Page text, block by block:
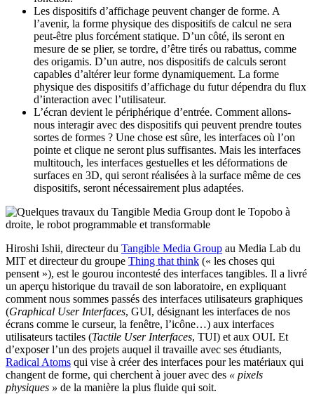
Les dispositifs d’affichage peuvent changer de forme. A
l’avenir, la forme physique des dispositifs de calcul ne sera
peut-être plus forcément statique. D’un côté, ils seront en
mesure de se plier, se tordre, d’être tirés ou rabattus, comme
des origamis. D’un autre, nos dispositifs de calculs seront
capables d’altérer leur forme dynamiquement. La forme
physique des dispositifs d’affichage du futur dépendra du flux
d’interaction avec l’utilisateur.
L’écran devient le périphérique d’entrée. Comment allons-
nous interagir avec des dispositifs qui peuvent prendre toutes
sortes de formes ? Une chose est sûre, les interfaces où l’on
pointe et clique ne seront plus suffisantes. Mais les interfaces
multitouch, les interfaces gestuelles et les déformations de
surfaces en 3D, qui seront réalisées à la surface même de ces
dispositifs, seront nécessairement plus adaptées.
Hiroshi Ishii, directeur du Tangible Media Group au Media Lab du
MIT et directeur du groupe Thing that think (« les choses qui
pensent »), est le gourou incontesté des interfaces tangibles. Il a livré
un aperçu historique du travail de son laboratoire, en expliquant
comment nous sommes passés des interfaces utilisateurs graphiques
(Graphical User Interfaces, GUI, désignant les interfaces de nos
écrans comme le curseur, la fenêtre, l’icône…) aux interfaces
utilisateurs tactiles (Tactile User Interfaces, TUI) et aux OUI. Et
d’exposer l’un des projets auquel il travaille avec ses étudiants,
Radical Atoms qui vise à créer des interfaces pour les matériaux qui
changent de forme, qui cherchent à jouer avec des « pixels
physiques » de la manière la plus fluide qui soit.